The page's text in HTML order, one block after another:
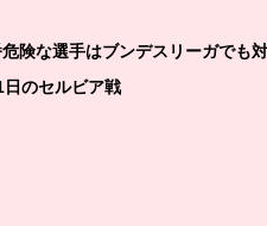
険な選手はブンデスリーガでも
のセルビア戦